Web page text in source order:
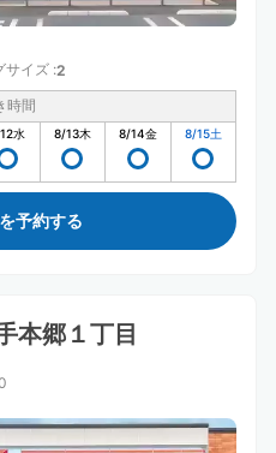
サイズ :2
時間
水 8/13木 8/14金 8/15土
予約する
本郷１丁目